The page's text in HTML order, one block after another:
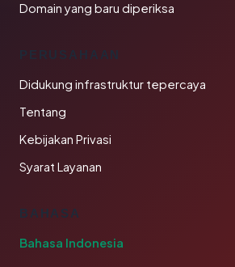
Domain yang baru diperiksa
PERUSAHAAN
Didukung infrastruktur tepercaya
Tentang
Kebijakan Privasi
Syarat Layanan
BAHASA
Bahasa Indonesia